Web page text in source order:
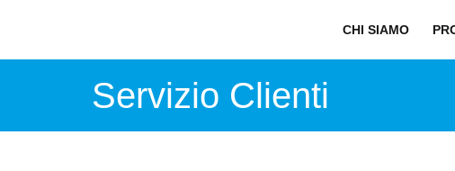
CHI SIAMO
Servizio Clienti